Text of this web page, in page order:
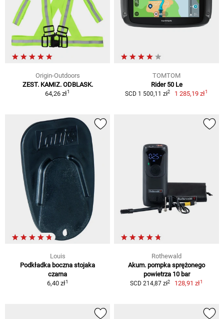
Origin-Outdoors
ZEST. KAMIZ. ODBLASK.
64,26 zł1
TOMTOM
Rider 50 Le
SCD 1 500,11 zł2 1 285,19 zł1
Louis
Podkładka boczna stojaka
czarna
6,40 zł1
Rothewald
Akum. pompka sprężonego
powietrza 10 bar
SCD 214,87 zł2 128,91 zł1